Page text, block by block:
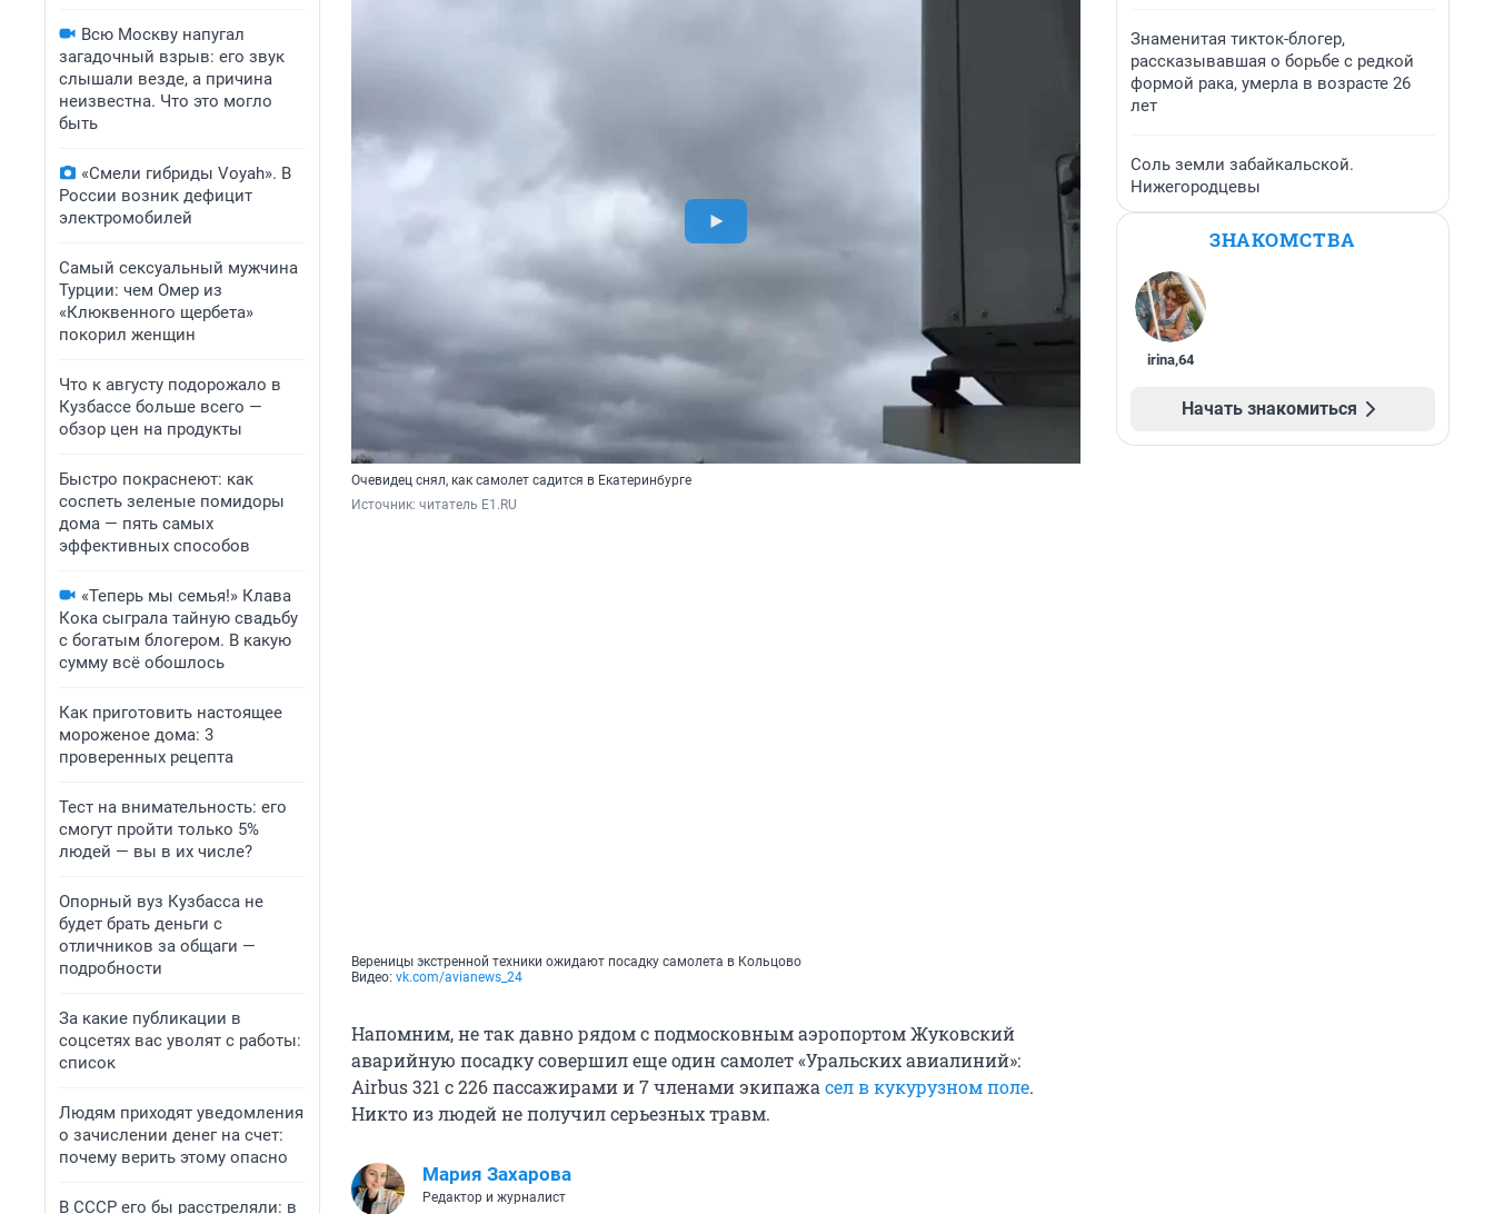
Всю Москву напугал
загадочный взрыв: его звук
слышали везде, а причина
неизвестна. Что это могло
быть
«Смели гибриды Voyah». В
России возник дефицит
электромобилей
Самый сексуальный мужчина
Турции: чем Омер из
«Клюквенного щербета»
покорил женщин
Что к августу подорожало в
Кузбассе больше всего —
обзор цен на продукты
Быстро покраснеют: как
соспеть зеленые помидоры
дома — пять самых
эффективных способов
«Теперь мы семья!» Клава
Кока сыграла тайную свадьбу
с богатым блогером. В какую
сумму всё обошлось
Как приготовить настоящее
мороженое дома: 3
проверенных рецепта
Тест на внимательность: его
смогут пройти только 5%
людей — вы в их числе?
Опорный вуз Кузбасса не
будет брать деньги с
отличников за общаги —
подробности
За какие публикации в
соцсетях вас уволят с работы:
список
Людям приходят уведомления
о зачислении денег на счет:
почему верить этому опасно
В СССР его бы расстреляли: в
Очевидец снял, как самолет садится в Екатеринбурге
Источник: читатель E1.RU
Вереницы экстренной техники ожидают посадку самолета в Кольцово
Видео: vk.com/avianews_24
Напомним, не так давно рядом с подмосковным аэропортом Жуковский
аварийную посадку совершил еще один самолет «Уральских авиалиний»:
Airbus 321 с 226 пассажирами и 7 членами экипажа сел в кукурузном поле.
Никто из людей не получил серьезных травм.
Мария Захарова
Редактор и журналист
Знаменитая тикток-блогер,
рассказывавшая о борьбе с редкой
формой рака, умерла в возрасте 26
лет
Соль земли забайкальской.
Нижегородцевы
ЗНАКОМСТВА
irina,64
Начать знакомиться